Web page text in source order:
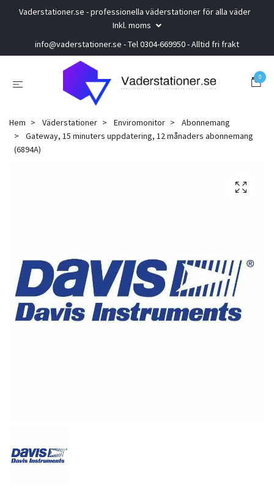
Vaderstationer.se - professionella väderstationer för alla väder
Inkl. moms
info@vaderstationer.se - Tel 0304-669950 - Alltid fri frakt
0
Hem Väderstationer Enviromonitor
Abonnemang
Gateway, 15 minuters uppdatering, 12 månaders abonnemang
(6894A)